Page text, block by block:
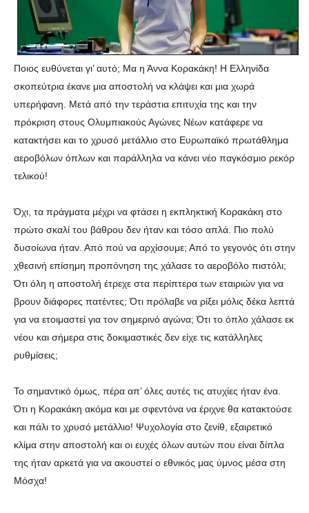
Ποιος ευθύνεται γι’ αυτό; Μα η Άννα Κορακάκη! Η Ελληνίδα
σκοπεύτρια έκανε μια αποστολή να κλάψει και μια χωρά
υπερήφανη. Μετά από την τεράστια επιτυχία της και την
πρόκριση στους Ολυμπιακούς Αγώνες Νέων κατάφερε να
κατακτήσει και το χρυσό μετάλλιο στο Ευρωπαϊκό πρωτάθλημα
αεροβόλων όπλων και παράλληλα να κάνει νέο παγκόσμιο ρεκόρ
τελικού!
Όχι, τα πράγματα μέχρι να φτάσει η εκπληκτική Κορακάκη στο
πρώτο σκαλί του βάθρου δεν ήταν και τόσο απλά. Πιο πολύ
δυσοίωνα ήταν. Από πού να αρχίσουμε; Από το γεγονός ότι στην
χθεσινή επίσημη προπόνηση της χάλασε το αεροβόλο πιστόλι;
Ότι όλη η αποστολή έτρεχε στα περίπτερα των εταιριών για να
βρουν διάφορες πατέντες; Ότι πρόλαβε να ρίξει μόλις δέκα λεπτά
για να ετοιμαστεί για τον σημερινό αγώνα; Ότι το όπλο χάλασε εκ
νέου και σήμερα στις δοκιμαστικές δεν είχε τις κατάλληλες
ρυθμίσεις;
Το σημαντικό όμως, πέρα απ’ όλες αυτές τις ατυχίες ήταν ένα.
Ότι η Κορακάκη ακόμα και με σφεντόνα να έριχνε θα κατακτούσε
και πάλι το χρυσό μετάλλιο! Ψυχολογία στο ζενίθ, εξαιρετικό
κλίμα στην αποστολή και οι ευχές όλων αυτών που είναι δίπλα
της ήταν αρκετά για να ακουστεί ο εθνικός μας ύμνος μέσα στη
Μόσχα!